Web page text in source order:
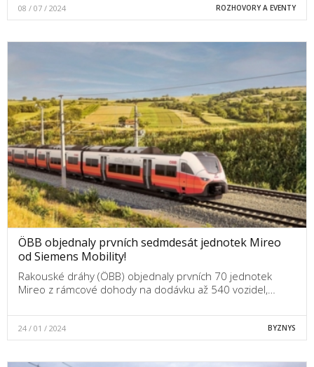
08 / 07 / 2024 ROZHOVORY A EVENTY
ÖBB objednaly prvních sedmdesát jednotek Mireo
od Siemens Mobility!
Rakouské dráhy (ÖBB) objednaly prvních 70 jednotek
Mireo z rámcové dohody na dodávku až 540 vozidel,…
24 / 01 / 2024 BYZNYS